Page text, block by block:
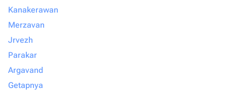
Kanakerawan
Merzavan
Jrvezh
Parakar
Argavand
Getapnya